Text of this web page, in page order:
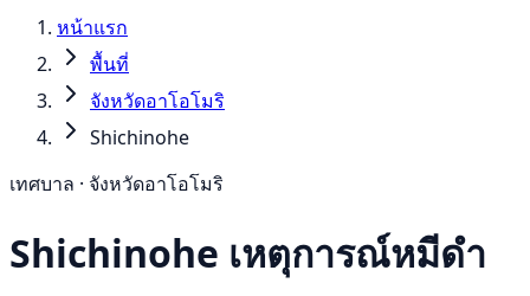
หน้าแรก
พื้นที่
จังหวัดอาโอโมริ
Shichinohe
เทศบาล · จังหวัดอาโอโมริ
Shichinohe เหตุการณ์หมีดำ